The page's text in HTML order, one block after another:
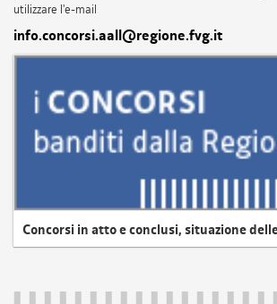
utilizzare l'e-mail
info.concorsi.aall@regione.fvg.it
Concorsi in atto e conclusi, situazione